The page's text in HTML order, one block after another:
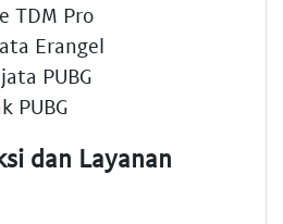
TDM Pro
Erangel
PUBG
PUBG
dan Layanan